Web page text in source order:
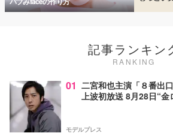
記事ランキン
RANKING
01 二宮和也主演「８番出
上波初放送 8月28日“金
モデルプレス